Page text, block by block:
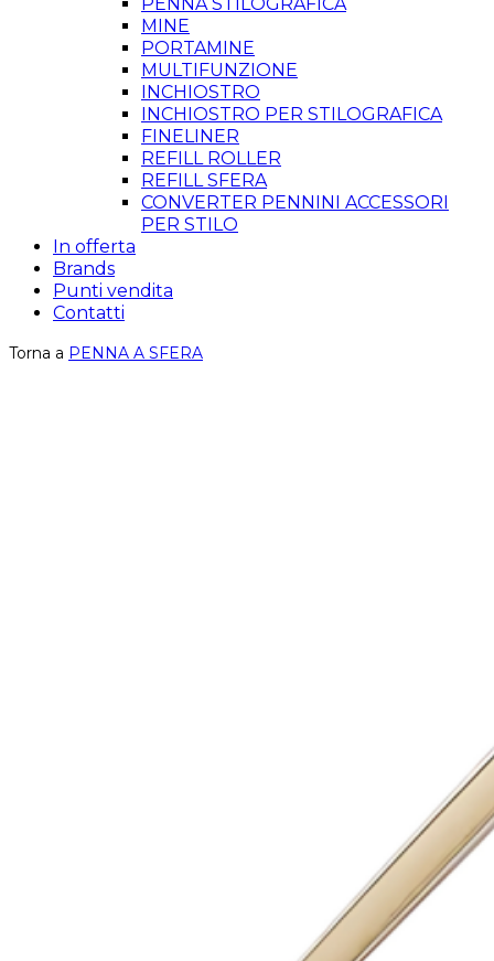
MINE
PORTAMINE
MULTIFUNZIONE
INCHIOSTRO
INCHIOSTRO PER STILOGRAFICA
FINELINER
REFILL ROLLER
REFILL SFERA
CONVERTER PENNINI ACCESSORI
PER STILO
In offerta
Brands
Punti vendita
Contatti
Torna a PENNA A SFERA